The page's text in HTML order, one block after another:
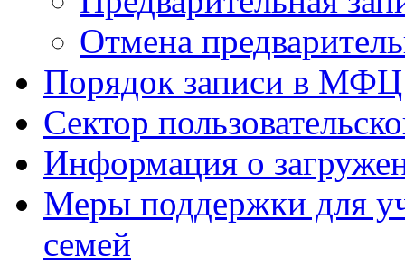
Отмена
Порядок записи в МФЦ
Сектор
Информация о
Меры поддержки для
семей